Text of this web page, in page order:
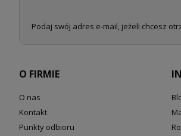
Podaj swój adres e-mail, jeżeli chcesz
O FIRMIE
O nas
Kontakt
Punkty odbioru